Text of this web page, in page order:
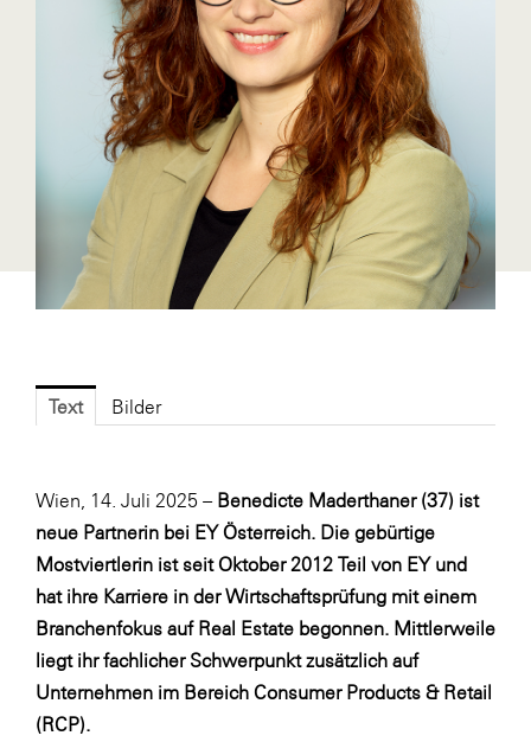
Controller Institut
Darbo
Designer Outlets Parndorf und Salzburg
DOMOFERM
Essity
EY
FG UBIT Salzburg
FRoSTA
Gardena
Gas Connect Austria
GBV - Verband gemeinnütziger
Bauvereinigungen
Getzner Werkstoffe
Heimat Österreich
ikp
Text Bilder
Wien, 14. Juli 2025 – Benedicte Maderthaner (37) ist
neue Partnerin bei EY Österreich. Die gebürtige
Mostviertlerin ist seit Oktober 2012 Teil von EY und
hat ihre Karriere in der Wirtschaftsprüfung mit einem
Branchenfokus auf Real Estate begonnen. Mittlerweile
liegt ihr fachlicher Schwerpunkt zusätzlich auf
Unternehmen im Bereich Consumer Products & Retail
(RCP).